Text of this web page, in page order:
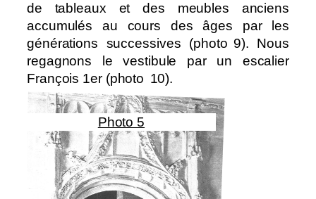
de tableaux et des meubles anciens
accumulés au cours des âges par les
générations successives (photo
⠀ 9). Nous
regagnons le vestibule par un escalier
François 1er (photo
⠀ 10).
Photo 5